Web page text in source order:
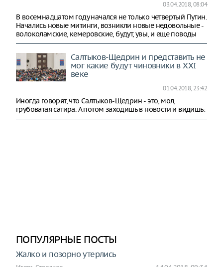
03.04.2018, 08:04
В восемнадцатом году начался не только четвертый Путин.
Начались новые митинги, возникли новые недовольные -
волоколамские, кемеровские, будут, увы, и еще поводы
Салтыков-Щедрин и представить не
мог какие будут чиновники в XXI
веке
01.04.2018, 23:42
Иногда говорят, что Салтыков-Щедрин - это, мол,
грубоватая сатира. А потом заходишь в новости и видишь:
ПОПУЛЯРНЫЕ ПОСТЫ
Жалко и позорно утерлись